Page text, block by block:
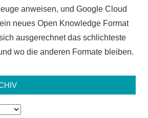
anweisen, und Google Cloud
neues Open Knowledge Format
ausgerechnet das schlichteste
wo die anderen Formate bleiben.